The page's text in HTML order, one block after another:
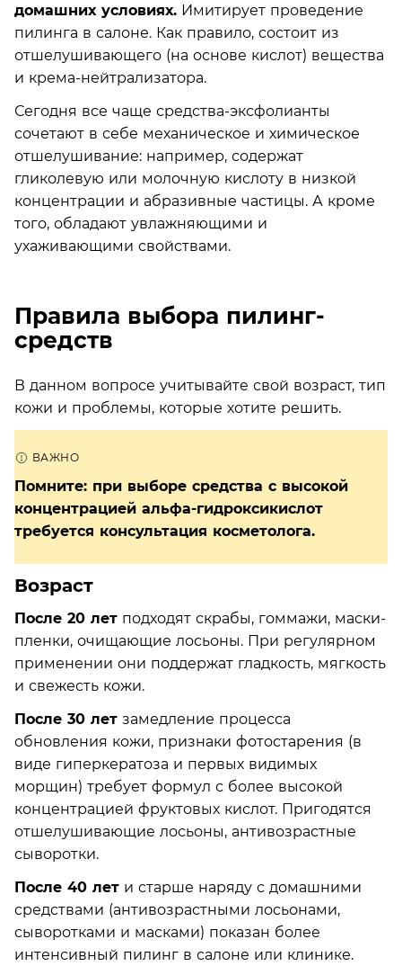
домашних условиях. Имитирует проведение
пилинга в салоне. Как правило, состоит из
отшелушивающего (на основе кислот) вещества
и крема-нейтрализатора.
Сегодня все чаще средства-эксфолианты
сочетают в себе механическое и химическое
отшелушивание: например, содержат
гликолевую или молочную кислоту в низкой
концентрации и абразивные частицы. А кроме
того, обладают увлажняющими и
ухаживающими свойствами.
Правила выбора пилинг-
средств
В данном вопросе учитывайте свой возраст, тип
кожи и проблемы, которые хотите решить.
Помните: при выборе средства с высокой
концентрацией альфа-гидроксикислот
требуется консультация косметолога.
Возраст
После 20 лет подходят скрабы, гоммажи, маски-
пленки, очищающие лосьоны. При регулярном
применении они поддержат гладкость, мягкость
и свежесть кожи.
После 30 лет замедление процесса
обновления кожи, признаки фотостарения (в
виде гиперкератоза и первых видимых
морщин) требует формул с более высокой
концентрацией фруктовых кислот. Пригодятся
отшелушивающие лосьоны, антивозрастные
сыворотки.
После 40 лет и старше наряду с домашними
средствами (антивозрастными лосьонами,
сыворотками и масками) показан более
интенсивный пилинг в салоне или клинике.